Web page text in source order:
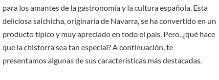
para los amantes de la gastronomía y la cultura española. Esta
deliciosa salchicha, originaria de Navarra, se ha convertido en un
producto típico y muy apreciado en todo el país. Pero, ¿qué hace
que la chistorra sea tan especial? A continuación, te
presentamos algunas de sus características más destacadas.